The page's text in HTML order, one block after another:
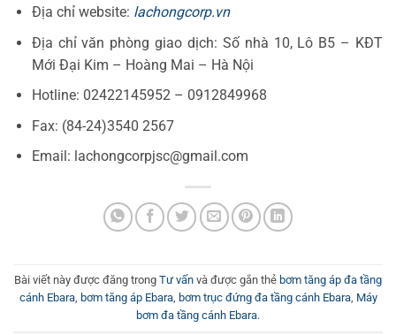
Địa chỉ website: lachongcorp.vn
Địa chỉ văn phòng giao dịch: Số nhà 10, Lô B5 – KĐT
Mới Đại Kim – Hoàng Mai – Hà Nội
Hotline: 02422145952 – 0912849968
Fax: (84-24)3540 2567
Email: lachongcorpjsc@gmail.com
Bài viết này được đăng trong Tư vấn và được gắn thẻ bơm tăng áp đa tầng
cánh Ebara, bơm tăng áp Ebara, bơm trục đứng đa tầng cánh Ebara, Máy
bơm đa tầng cánh Ebara.